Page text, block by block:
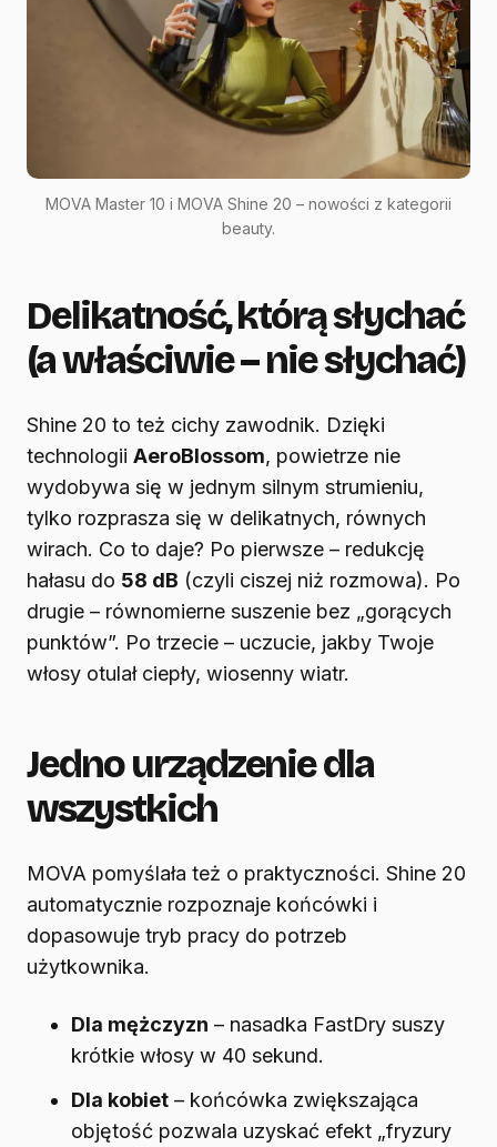
MOVA Master 10 i MOVA Shine 20 – nowości z kategorii
beauty.
Delikatność, którą słychać
(a właściwie – nie słychać)
Shine 20 to też cichy zawodnik. Dzięki
technologii AeroBlossom, powietrze nie
wydobywa się w jednym silnym strumieniu,
tylko rozprasza się w delikatnych, równych
wirach. Co to daje? Po pierwsze – redukcję
hałasu do 58 dB (czyli ciszej niż rozmowa). Po
drugie – równomierne suszenie bez „gorących
punktów”. Po trzecie – uczucie, jakby Twoje
włosy otulał ciepły, wiosenny wiatr.
Jedno urządzenie dla
wszystkich
MOVA pomyślała też o praktyczności. Shine 20
automatycznie rozpoznaje końcówki i
dopasowuje tryb pracy do potrzeb
użytkownika.
Dla mężczyzn – nasadka FastDry suszy
krótkie włosy w 40 sekund.
Dla kobiet – końcówka zwiększająca
objętość pozwala uzyskać efekt „fryzury